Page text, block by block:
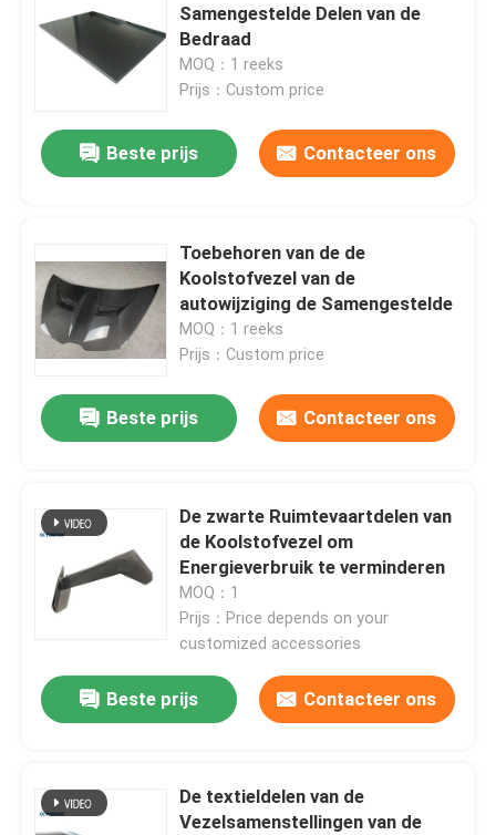
Samengestelde Delen van de
Bedraad
MOQ：1 reeks
Prijs：Custom price
Beste prijs Contacteer ons
Toebehoren van de de
Koolstofvezel van de
autowijziging de Samengestelde
MOQ：1 reeks
Prijs：Custom price
Beste prijs Contacteer ons
De zwarte Ruimtevaartdelen van
de Koolstofvezel om
Energieverbruik te verminderen
MOQ：1
Prijs：Price depends on your
customized accessories
Beste prijs Contacteer ons
De textieldelen van de
Vezelsamenstellingen van de